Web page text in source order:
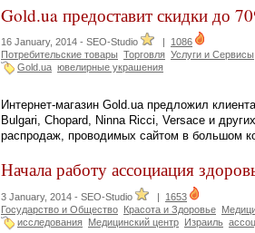
Gold.ua предоставит скидки до
16 January, 2014 - SEO-Studio
1086
Потребительские товары Торговля Услуги и Сервисы
Gold.ua ювелирные украшения
Интернет-магазин Gold.ua предложил
Bulgari, Chopard, Ninna Ricci, Versace и
распродаж, проводимых сайтом в большом
Начала работу ассоциация
3 January, 2014 - SEO-Studio | 1653
Государство и Общество Красота и Здоровье
исследования Медицинский центр Израиль